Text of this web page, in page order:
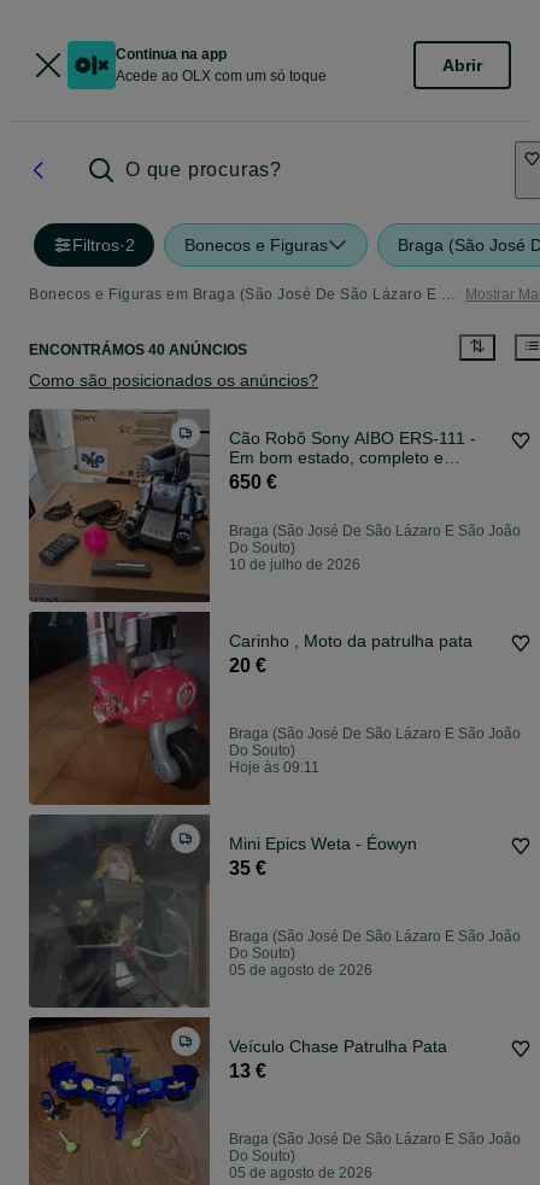
Continua na app
Acede ao OLX com um só toque
Abrir
O que procuras?
Filtros·2 Bonecos e Figuras Braga (São José
Bonecos e Figuras em Braga (São José De São Lázaro E São João Do Souto) - tudo o que precisa Mostrar
ENCONTRÁMOS 40 ANÚNCIOS
Como são posicionados os anúncios?
Cão Robô Sony AIBO ERS-111 -
Em bom estado, completo e
funcional
650 €
Braga (São José De São Lázaro E São João
Do Souto)
10 de julho de 2026
Carinho , Moto da patrulha pata
20 €
Braga (São José De São Lázaro E São João
Do Souto)
Hoje às 09:11
Mini Epics Weta - Éowyn
35 €
Braga (São José De São Lázaro E São João
Do Souto)
05 de agosto de 2026
Veículo Chase Patrulha Pata
13 €
Braga (São José De São Lázaro E São João
Do Souto)
05 de agosto de 2026